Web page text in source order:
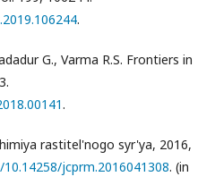
.
G., Varma R.S. Frontiers in
.
rastitel'nogo syr'ya, 2016,
jcprm.2016041308. (in